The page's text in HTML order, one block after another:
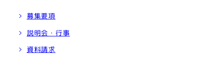
募集要項
説明会・行事
資料請求